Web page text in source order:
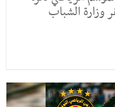
مقر وزارة الشباب